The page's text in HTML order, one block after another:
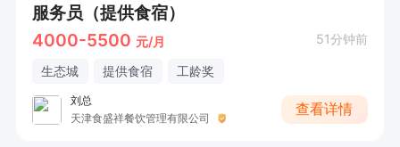
服务员（提供食宿）
4000-5500 元/月 51分钟前
生态城 提供食宿 工龄奖
刘总
天津食盛祥餐饮管理有限公司
查看详情